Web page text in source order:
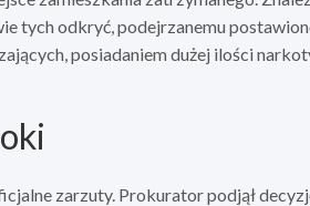
tych odkryć, podejrzanemu
posiadaniem dużej ilości
zarzuty. Prokurator podjął